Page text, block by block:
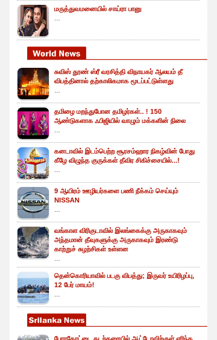
மருத்துவமனையில் சாய்ரா பானு
...
சுவிஸ் தூண் ஸ்ரீ வரசித்தி விநாயகர் ஆலயம் தீ
விபத்தினால் தற்காலிகமாக மூடப்பட்டுள்ளது
...
தமிழை மறந்துபோன தமிழர்கள்.. ! 150
ஆண்டுகளாக ஃபிஜியில் வாழும் மக்களின் நிலை
...
கனடாவில் இடம்பெற்ற சூரசம்ஹார நிகழ்வின் போது
கீழே விழுந்த குருக்கள் தீவிர சிகிச்சையில்...!
...
9 ஆயிரம் ஊழியர்களை பணி நீக்கம் செய்யும்
NISSAN
...
வங்காள விரிகுடாவில் இலங்கைக்கு அருகாகவும்
அந்தமான் தீவுகளுக்கு அருகாகவும் இரண்டு
காற்றுச் சுழற்சிகள் உள்ளன
...
தென்கொரியாவில் படகு விபத்து; இருவர் உயிரிழப்பு,
12 பேர் மாயம்!
...